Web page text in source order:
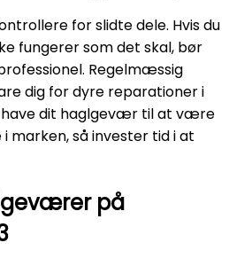
for slidte dele. Hvis du
fungerer som det skal, bør
Regelmæssig
dig for dyre reparationer i
have dit haglgevær til at være
marken, så invester tid i at
på